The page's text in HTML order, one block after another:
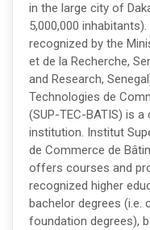
in the large city of
5,000,000
recognized by the
et de la Recherche,
and Research,
Technologies de
(SUP-TEC-BATIS) is
institution. Institut
de Commerce de
offers courses and
recognized higher
bachelor degrees (i.e.
foundation degrees),